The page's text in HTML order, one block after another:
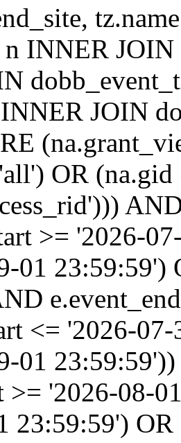
n INNER
JOIN
OR
>= '2026-
01 23:59:59')
<= '2026-
01
>= '2026-08-
23:59:59')